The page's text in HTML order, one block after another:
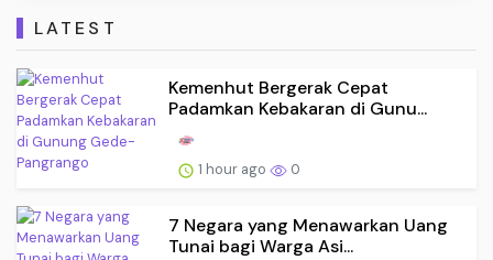
LATEST
Kemenhut Bergerak Cepat
Padamkan Kebakaran di Gunu...
1 hour ago 0
7 Negara yang Menawarkan Uang
Tunai bagi Warga Asi...